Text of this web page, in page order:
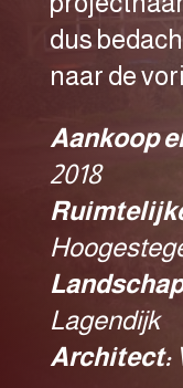
dus
naar de
Aankoop
2018
Lagendijk
Architect: